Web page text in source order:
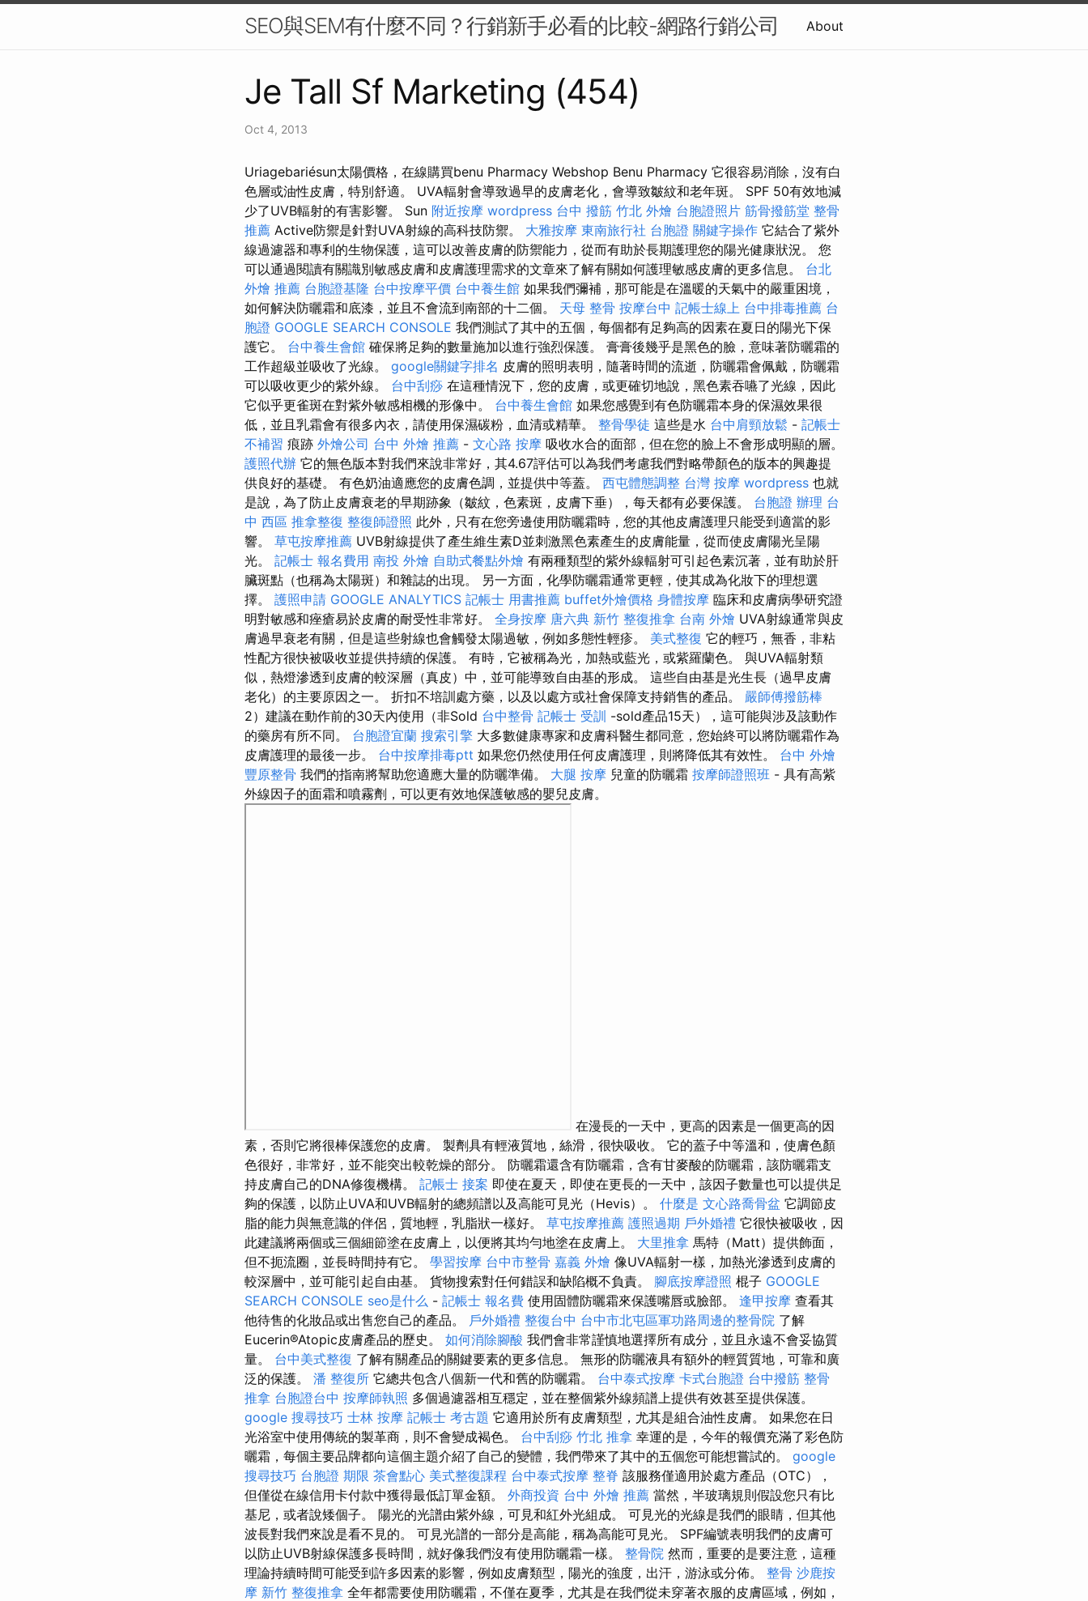
SEO與SEM有什麼不同？行銷新手必看的比較-網路行銷公司 About
Je Tall Sf Marketing (454)
Oct 4, 2013
Uriagebariésun太陽價格，在線購買benu Pharmacy Webshop Benu Pharmacy 它很容易消除，沒有白
色層或油性皮膚，特別舒適。 UVA輻射會導致過早的皮膚老化，會導致皺紋和老年斑。 SPF 50有效地減
少了UVB輻射的有害影響。 Sun 附近按摩 wordpress 台中 撥筋 竹北 外燴 台胞證照片 筋骨撥筋堂 整骨
推薦 Active防禦是針對UVA射線的高科技防禦。 大雅按摩 東南旅行社 台胞證 關鍵字操作 它結合了紫外
線過濾器和專利的生物保護，這可以改善皮膚的防禦能力，從而有助於長期護理您的陽光健康狀況。 您
可以通過閱讀有關識別敏感皮膚和皮膚護理需求的文章來了解有關如何護理敏感皮膚的更多信息。 台北
外燴 推薦 台胞證基隆 台中按摩平價 台中養生館 如果我們彌補，那可能是在溫暖的天氣中的嚴重困境，
如何解決防曬霜和底漆，並且不會流到南部的十二個。 天母 整骨 按摩台中 記帳士線上 台中排毒推薦 台
胞證 GOOGLE SEARCH CONSOLE 我們測試了其中的五個，每個都有足夠高的因素在夏日的陽光下保
護它。 台中養生會館 確保將足夠的數量施加以進行強烈保護。 膏膏後幾乎是黑色的臉，意味著防曬霜的
工作超級並吸收了光線。 google關鍵字排名 皮膚的照明表明，隨著時間的流逝，防曬霜會佩戴，防曬霜
可以吸收更少的紫外線。 台中刮痧 在這種情況下，您的皮膚，或更確切地說，黑色素吞嚥了光線，因此
它似乎更雀斑在對紫外敏感相機的形像中。 台中養生會館 如果您感覺到有色防曬霜本身的保濕效果很
低，並且乳霜會有很多內衣，請使用保濕碳粉，血清或精華。 整骨學徒 這些是水 台中肩頸放鬆 - 記帳士
不補習 痕跡 外燴公司 台中 外燴 推薦 - 文心路 按摩 吸收水合的面部，但在您的臉上不會形成明顯的層。
護照代辦 它的無色版本對我們來說非常好，其4.67評估可以為我們考慮我們對略帶顏色的版本的興趣提
供良好的基礎。 有色奶油適應您的皮膚色調，並提供中等蓋。 西屯體態調整 台灣 按摩 wordpress 也就
是說，為了防止皮膚衰老的早期跡象（皺紋，色素斑，皮膚下垂），每天都有必要保護。 台胞證 辦理 台
中 西區 推拿整復 整復師證照 此外，只有在您旁邊使用防曬霜時，您的其他皮膚護理只能受到適當的影
響。 草屯按摩推薦 UVB射線提供了產生維生素D並刺激黑色素產生的皮膚能量，從而使皮膚陽光呈陽
光。 記帳士 報名費用 南投 外燴 自助式餐點外燴 有兩種類型的紫外線輻射可引起色素沉著，並有助於肝
臟斑點（也稱為太陽斑）和雜誌的出現。 另一方面，化學防曬霜通常更輕，使其成為化妝下的理想選
擇。 護照申請 GOOGLE ANALYTICS 記帳士 用書推薦 buffet外燴價格 身體按摩 臨床和皮膚病學研究證
明對敏感和痤瘡易於皮膚的耐受性非常好。 全身按摩 唐六典 新竹 整復推拿 台南 外燴 UVA射線通常與皮
膚過早衰老有關，但是這些射線也會觸發太陽過敏，例如多態性輕疹。 美式整復 它的輕巧，無香，非粘
性配方很快被吸收並提供持續的保護。 有時，它被稱為光，加熱或藍光，或紫羅蘭色。 與UVA輻射類
似，熱燈滲透到皮膚的較深層（真皮）中，並可能導致自由基的形成。 這些自由基是光生長（過早皮膚
老化）的主要原因之一。 折扣不培訓處方藥，以及以處方或社會保障支持銷售的產品。 嚴師傅撥筋棒
2）建議在動作前的30天內使用（非Sold 台中整骨 記帳士 受訓 -sold產品15天），這可能與涉及該動作
的藥房有所不同。 台胞證宜蘭 搜索引擎 大多數健康專家和皮膚科醫生都同意，您始終可以將防曬霜作為
皮膚護理的最後一步。 台中按摩排毒ptt 如果您仍然使用任何皮膚護理，則將降低其有效性。 台中 外燴
豐原整骨 我們的指南將幫助您適應大量的防曬準備。 大腿 按摩 兒童的防曬霜 按摩師證照班 - 具有高紫
外線因子的面霜和噴霧劑，可以更有效地保護敏感的嬰兒皮膚。
在漫長的一天中，更高的因素是一個更高的因
素，否則它將很棒保護您的皮膚。 製劑具有輕液質地，絲滑，很快吸收。 它的蓋子中等溫和，使膚色顏
色很好，非常好，並不能突出較乾燥的部分。 防曬霜還含有防曬霜，含有甘麥酸的防曬霜，該防曬霜支
持皮膚自己的DNA修復機構。 記帳士 接案 即使在夏天，即使在更長的一天中，該因子數量也可以提供足
夠的保護，以防止UVA和UVB輻射的總頻譜以及高能可見光（Hevis）。 什麼是 文心路喬骨盆 它調節皮
脂的能力與無意識的伴侶，質地輕，乳脂狀一樣好。 草屯按摩推薦 護照過期 戶外婚禮 它很快被吸收，因
此建議將兩個或三個細節塗在皮膚上，以便將其均勻地塗在皮膚上。 大里推拿 馬特（Matt）提供飾面，
但不扼流圈，並長時間持有它。 學習按摩 台中市整骨 嘉義 外燴 像UVA輻射一樣，加熱光滲透到皮膚的
較深層中，並可能引起自由基。 貨物搜索對任何錯誤和缺陷概不負責。 腳底按摩證照 棍子 GOOGLE
SEARCH CONSOLE seo是什么 - 記帳士 報名費 使用固體防曬霜來保護嘴唇或臉部。 逢甲按摩 查看其
他待售的化妝品或出售您自己的產品。 戶外婚禮 整復台中 台中市北屯區軍功路周邊的整骨院 了解
Eucerin®Atopic皮膚產品的歷史。 如何消除腳酸 我們會非常謹慎地選擇所有成分，並且永遠不會妥協質
量。 台中美式整復 了解有關產品的關鍵要素的更多信息。 無形的防曬液具有額外的輕質質地，可靠和廣
泛的保護。 潘 整復所 它總共包含八個新一代和舊的防曬霜。 台中泰式按摩 卡式台胞證 台中撥筋 整骨
推拿 台胞證台中 按摩師執照 多個過濾器相互穩定，並在整個紫外線頻譜上提供有效甚至提供保護。
google 搜尋技巧 士林 按摩 記帳士 考古題 它適用於所有皮膚類型，尤其是組合油性皮膚。 如果您在日
光浴室中使用傳統的製革商，則不會變成褐色。 台中刮痧 竹北 推拿 幸運的是，今年的報價充滿了彩色防
曬霜，每個主要品牌都向這個主題介紹了自己的變體，我們帶來了其中的五個您可能想嘗試的。 google
搜尋技巧 台胞證 期限 茶會點心 美式整復課程 台中泰式按摩 整脊 該服務僅適用於處方產品（OTC），
但僅從在線信用卡付款中獲得最低訂單金額。 外商投資 台中 外燴 推薦 當然，半玻璃規則假設您只有比
基尼，或者說矮個子。 陽光的光譜由紫外線，可見和紅外光組成。 可見光的光線是我們的眼睛，但其他
波長對我們來說是看不見的。 可見光譜的一部分是高能，稱為高能可見光。 SPF編號表明我們的皮膚可
以防止UVB射線保護多長時間，就好像我們沒有使用防曬霜一樣。 整骨院 然而，重要的是要注意，這種
理論持續時間可能受到許多因素的影響，例如皮膚類型，陽光的強度，出汗，游泳或分佈。 整骨 沙鹿按
摩 新竹 整復推拿 全年都需要使用防曬霜，不僅在夏季，尤其是在我們從未穿著衣服的皮膚區域，例如，